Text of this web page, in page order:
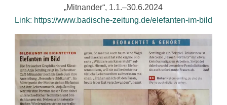
„Mitnander“, 1.1.–30.6.2024
Link: https://www.badische-zeitung.de/elefanten-im-bild